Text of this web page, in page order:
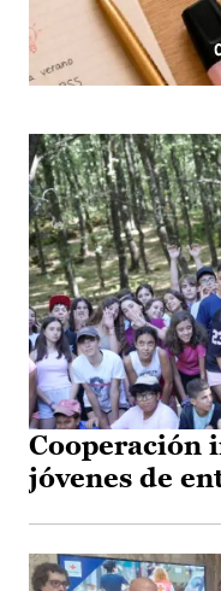
Cooperación
jóvenes de